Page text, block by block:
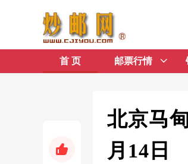
首 页 邮票行情
北京马
月14日